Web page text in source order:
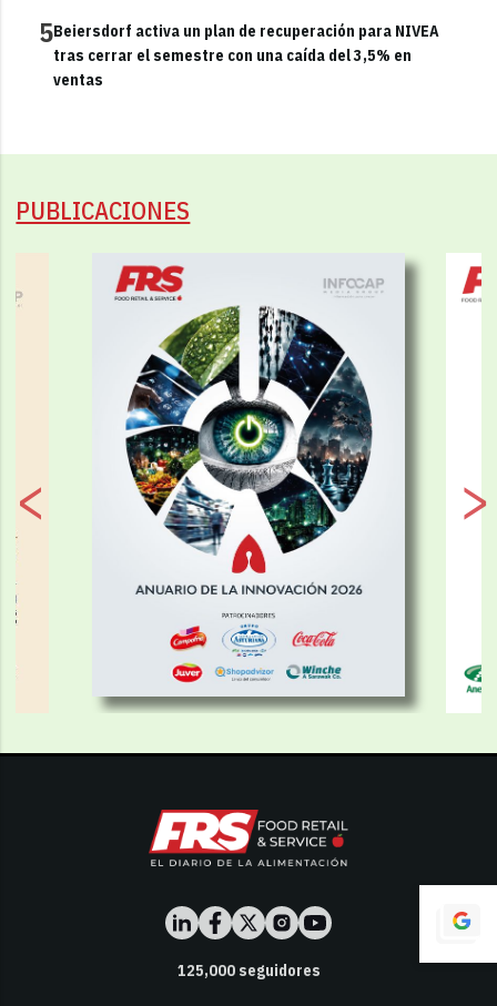
5Beiersdorf activa un plan de recuperación para NIVEA
tras cerrar el semestre con una caída del 3,5% en
ventas
PUBLICACIONES
125,000seguidores